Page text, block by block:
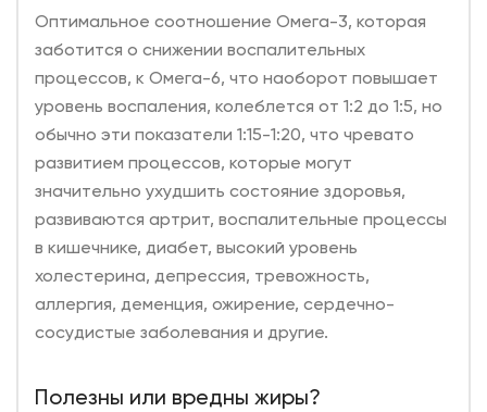
Оптимальное соотношение Омега-3, которая
заботится о снижении воспалительных
процессов, к Омега-6, что наоборот повышает
уровень воспаления, колеблется от 1:2 до 1:5, но
обычно эти показатели 1:15-1:20, что чревато
развитием процессов, которые могут
значительно ухудшить состояние здоровья,
развиваются артрит, воспалительные процессы
в кишечнике, диабет, высокий уровень
холестерина, депрессия, тревожность,
аллергия, деменция, ожирение, сердечно-
сосудистые заболевания и другие.
Полезны или вредны жиры?